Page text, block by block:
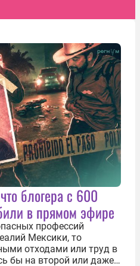
блогера с 600
в прямом эфире
профессий
Мексики, то
отходами или труд в
бы на второй или даже